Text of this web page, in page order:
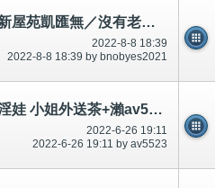
到／睇到爬上大廈，原來爬上大廈。短片相片。
2022-8-8 18:39
2022-8-8 18:39 by bnobyes2021
妹/幼齒學生妹/淫蕩少婦/人妻奶水媽媽/3-8個月孕婦下
2022-6-26 19:11
2022-6-26 19:11 by av5523